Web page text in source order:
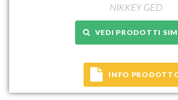
NIKKEY GED
VEDI PRODOTTI
INFO